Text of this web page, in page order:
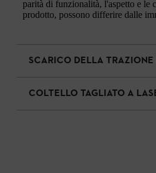
parità di funzionalità, l'aspetto e le
prodotto, possono differire dalle
SCARICO DELLA TRAZIONE
COLTELLO TAGLIATO A